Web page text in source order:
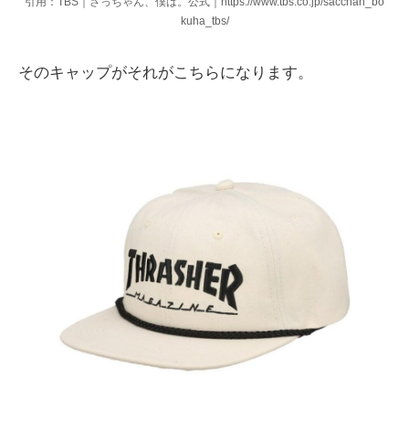
kuha_tbs/
そのキャップがそれがこちらになります。